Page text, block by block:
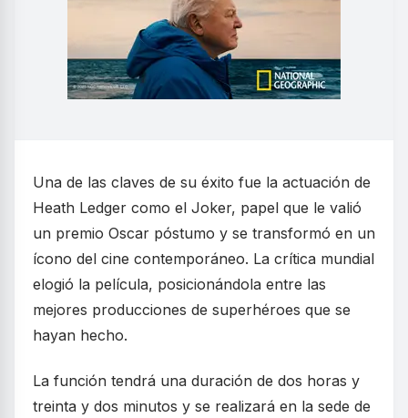
Una de las claves de su éxito fue la actuación de
Heath Ledger como el Joker, papel que le valió
un premio Oscar póstumo y se transformó en un
ícono del cine contemporáneo. La crítica mundial
elogió la película, posicionándola entre las
mejores producciones de superhéroes que se
hayan hecho.
La función tendrá una duración de dos horas y
treinta y dos minutos y se realizará en la sede de